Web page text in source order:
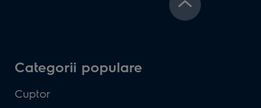
Categorii populare
Cuptor